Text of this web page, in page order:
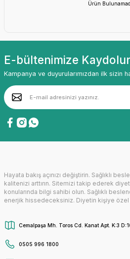
Ürün
E-bültenimize
Kampanya ve duyurularımızdan ilk sizin
Hayata bakış açınızı değiştirin. Sağlıklı
kalitenizi arttırın. Sitemizi takip ederek
konularında bilgi sahibi olun. Sağlıklı
enerjik hissedeceksiniz. Diyetin kişiye özel
Cemalpaşa Mh. Toros Cd. Kanat Apt. K:3
0505 996 1800